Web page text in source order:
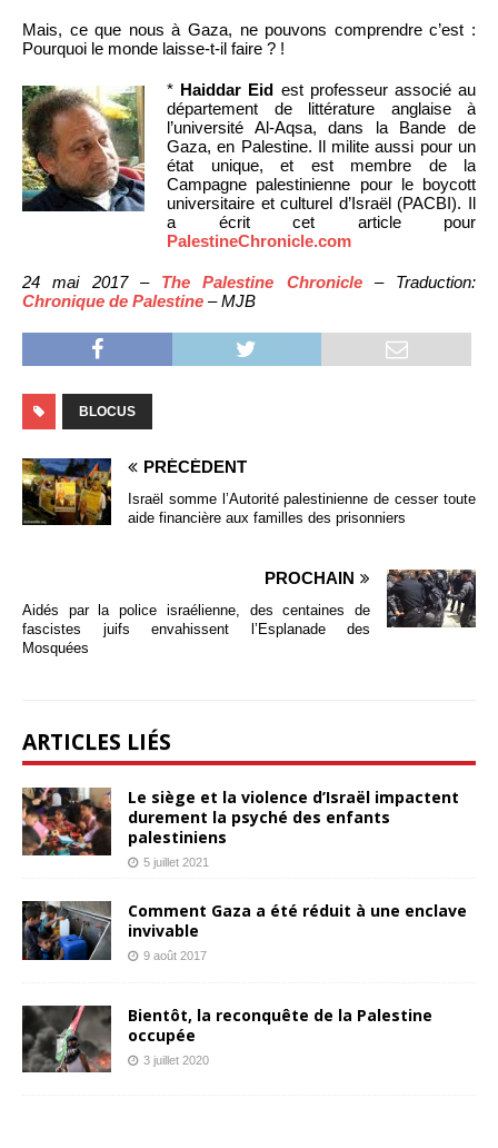
Mais, ce que nous à Gaza, ne pouvons comprendre c’est :
Pourquoi le monde laisse-t-il faire ? !
* Haiddar Eid est professeur associé au
département de littérature anglaise à
l’université Al-Aqsa, dans la Bande de
Gaza, en Palestine. Il milite aussi pour un
état unique, et est membre de la
Campagne palestinienne pour le boycott
universitaire et culturel d’Israël (PACBI). Il
a écrit cet article pour
PalestineChronicle.com
24 mai 2017 – The Palestine Chronicle– Traduction:
Chronique de Palestine – MJB
BLOCUS
PRÉCÉDENT
Israël somme l’Autorité palestinienne de cesser toute
aide financière aux familles des prisonniers
PROCHAIN
Aidés par la police israélienne, des centaines de
fascistes juifs envahissent l’Esplanade des
Mosquées
ARTICLES LIÉS
Le siège et la violence d’Israël impactent
durement la psyché des enfants
palestiniens
5 juillet 2021
Comment Gaza a été réduit à une enclave
invivable
9 août 2017
Bientôt, la reconquête de la Palestine
occupée
3 juillet 2020